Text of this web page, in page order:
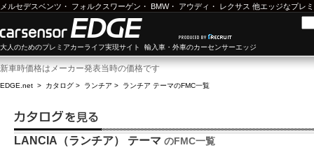
メルセデスベンツ ・ フォルクスワーゲン ・ BMW・ アウディ ・ レクサス 他エッジなプレ
大人のためのプレミアカーライフ実現サイト 輸入車・外車のカーセンサーエッジ
新車時価格はメーカー発表当時の価格です
EDGE.net > カタログ > ランチア > ランチア テーマのFMC一覧
LANCIA（ランチア） テーマ のFMC一覧